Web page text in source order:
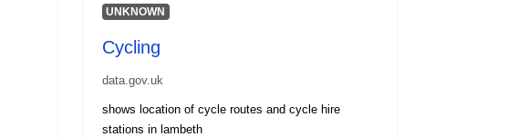
UNKNOWN
Cycling
data.gov.uk
shows location of cycle routes and cycle hire
stations in lambeth